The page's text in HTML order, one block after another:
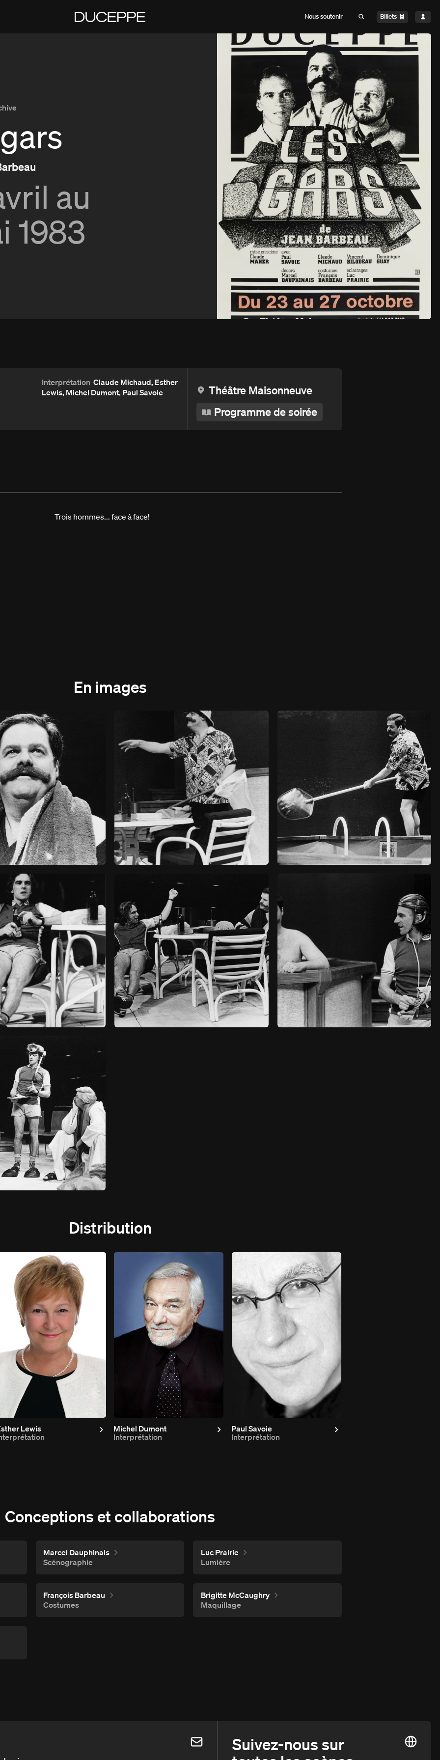
Duceppe
Nous soutenir Billets
au
1983
Interprétation Claude Michaud, Esther
Lewis, Michel Dumont, Paul Savoie
Théâtre Maisonneuve
Programme de soirée
Trois hommes... face à face!
En images
Distribution
Lewis
Michel Dumont
Interprétation
Paul Savoie
Interprétation
Conceptions et collaborations
Marcel Dauphinais
Scénographie
Luc Prairie
Lumière
François Barbeau
Costumes
Brigitte McCaughry
Maquillage
Suivez-nous sur